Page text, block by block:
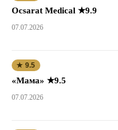
Ocsarat Medical ★9.9
07.07.2026
★ 9.5
«Мама» ★9.5
07.07.2026